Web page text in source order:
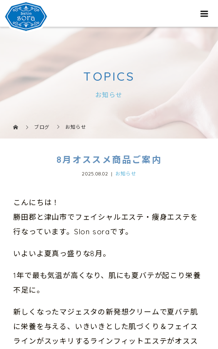
TOPICS
お知らせ
ブログ お知らせ
8月オススメ商品ご案内
2025.08.02 お知らせ
こんにちは！
勝田郡と津山市でフェイシャルエステ・痩身エステを
行なっています。Slon soraです。
いよいよ夏真っ盛りな8月。
1年で最も気温が高くなり、肌にも夏バテが起こり栄養
不足に。
新しくなったマジェスタの新発想クリームで夏バテ肌
に栄養を与える、いきいきとした肌づくり＆フェイス
ラインがスッキリするラインフィットエステがオスス